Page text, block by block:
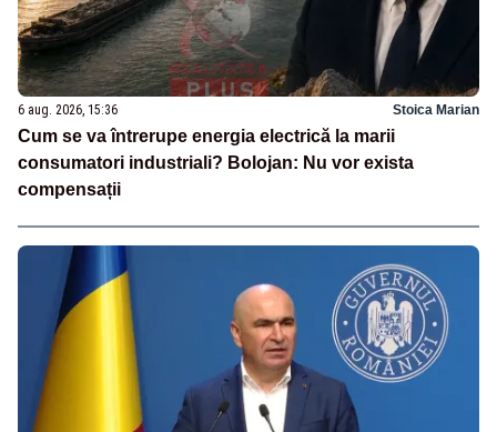
6 aug. 2026, 15:36 Stoica Marian
Cum se va întrerupe energia electrică la marii
consumatori industriali? Bolojan: Nu vor exista
compensații